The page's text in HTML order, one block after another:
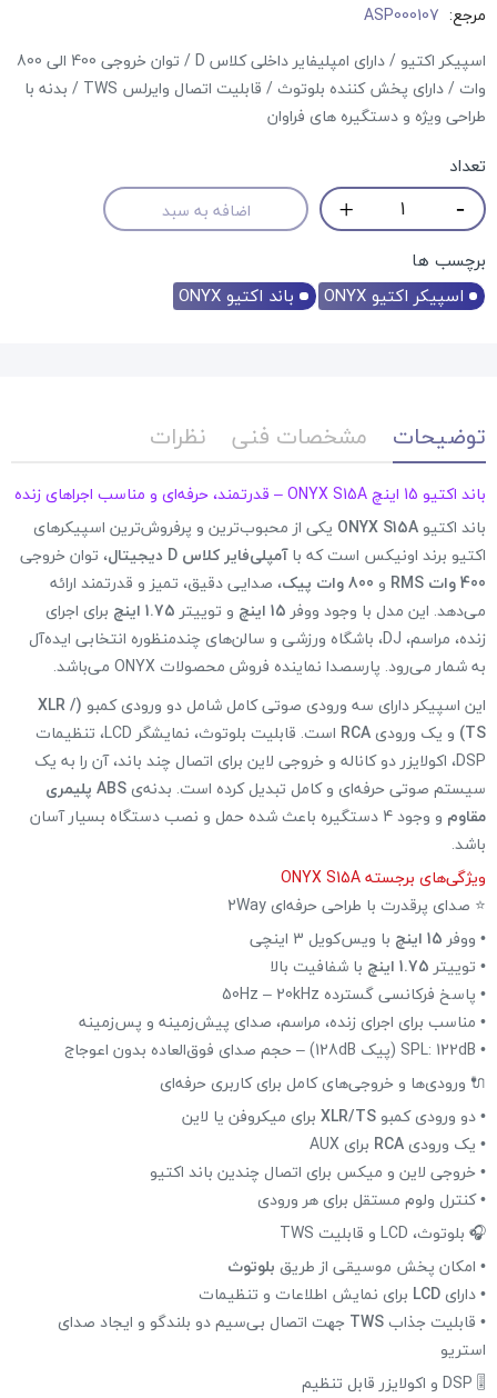
مرجع: ASP000107
اسپیکر اکتیو / دارای امپلیفایر داخلی کلاس D / توان خروجی 400 الی 800
وات / دارای پخش کننده بلوتوث / قابلیت اتصال وایرلس TWS / بدنه با
طراحی ویژه و دستگیره های فراوان
تعداد
اضافه به سبد
برچسب ها
اسپیکر اکتیو ONYX
باند اکتیو ONYX
توضیحات مشخصات فنی نظرات
باند اکتیو 15 اینچ ONYX S15A – قدرتمند، حرفه‌ای و مناسب اجراهای زنده
باند اکتیوONYX S15A یکی از محبوب‌ترین و پرفروش‌ترین اسپیکرهای
اکتیو برند اونیکس است که باآمپلی‌فایر کلاس D دیجیتال
، توان خروجی
400 وات RMS
و 800 وات پیک
، صدایی دقیق، تمیز و قدرتمند ارائه
می‌دهد. این مدل با وجود ووفر15 اینچ و توییتر1.75 اینچ
برای اجرای
زنده، مراسم، DJ، باشگاه ورزشی و سالن‌های چندمنظوره انتخابی ایده‌آل
به شمار می‌رود. پارسصدا نماینده فروش محصولات ONYX می‌باشد.
این اسپیکر دارای سه ورودی صوتی کامل شامل دو ورودی کمبو (XLR /
TS) و یک ورودی RCA
است. قابلیت بلوتوث، نمایشگر LCD، تنظیمات
DSP، اکولایزر دو کاناله و خروجی لاین برای اتصال چند باند، آن را به یک
سیستم صوتی حرفه‌ای و کامل تبدیل کرده است. بدنه‌ی
ABS پلیمری
مقاوم
و وجود 4 دستگیره باعث شده حمل و نصب دستگاه بسیار آسان
باشد.
ویژگی‌های برجسته ONYX S15A
⭐ صدای پرقدرت با طراحی حرفه‌ای 2Way
• ووفر15 اینچ
با ویس‌کویل 3 اینچی
• توییتر1.75 اینچ
با شفافیت بالا
• پاسخ فرکانسی گسترده 50Hz – 20kHz
• مناسب برای اجرای زنده، مراسم، صدای پیش‌زمینه و پس‌زمینه
• SPL: 122dB (پیک 128dB) – حجم صدای فوق‌العاده بدون اعوجاج
🔌 ورودی‌ها و خروجی‌های کامل برای کاربری حرفه‌ای
• دو ورودی کمبوXLR/TS برای میکروفن یا لاین
• یک ورودی RCA برای AUX
• خروجی لاین و میکس برای اتصال چندین باند اکتیو
• کنترل ولوم مستقل برای هر ورودی
🎧 بلوتوث، LCD و قابلیت TWS
• امکان پخش موسیقی از طریق بلوتوث
• دارای LCD برای نمایش اطلاعات و تنظیمات
• قابلیت جذابTWS جهت اتصال بی‌سیم دو بلندگو و ایجاد صدای
استریو
🎚 DSP و اکولایزر قابل تنظیم